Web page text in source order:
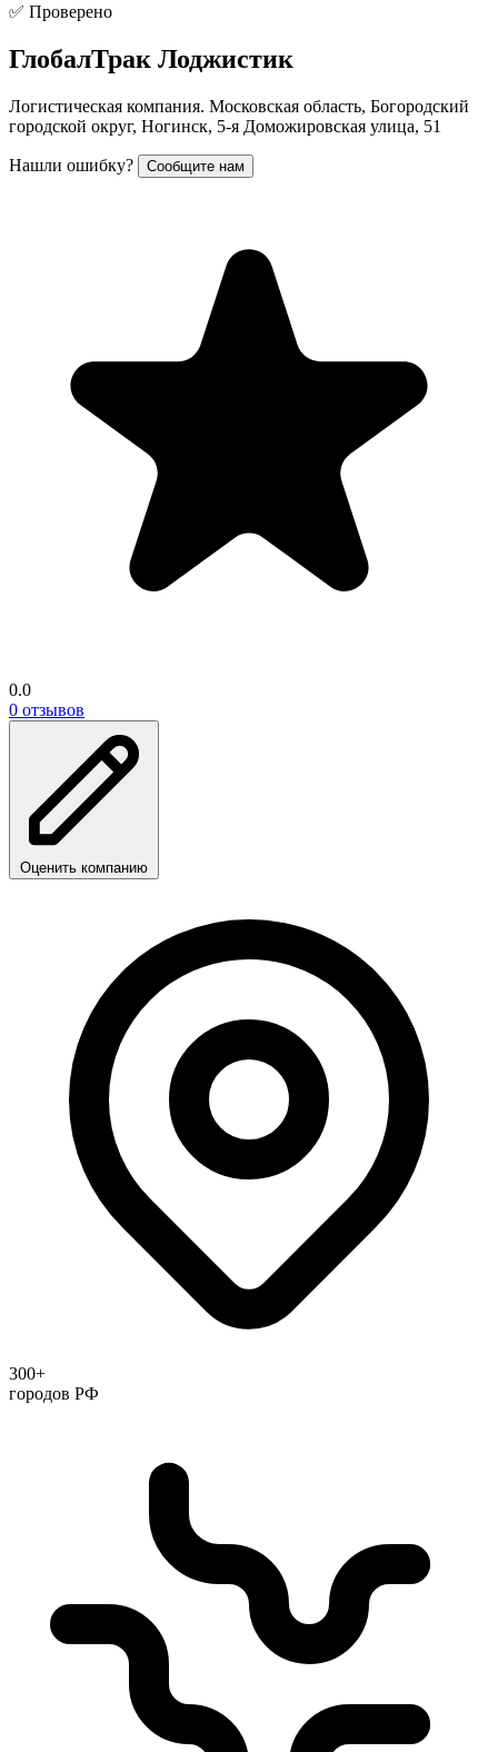
✅ Проверено
ГлобалТрак Лоджистик
Логистическая компания. Московская область, Богородский
городской округ, Ногинск, 5-я Доможировская улица, 51
Нашли ошибку? Сообщите нам
0.0
0 отзывов
Оценить компанию
300+
городов РФ